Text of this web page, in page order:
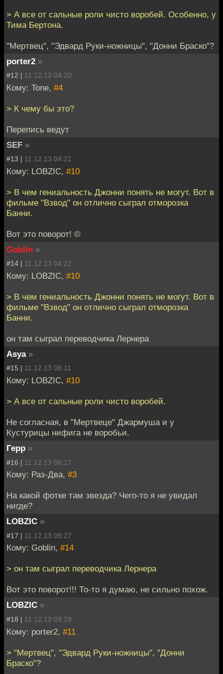
> А все от сальные роли чисто воробей. Особенно, у
Тима Бертона.
"Мертвец", "Эдвард Руки-ножницы", "Донни Браско"?
porter2 »
#12 | 11.12.13 04:20
Кому: Tone, #4
> К чему бы это?
Перепись ведут
SEF »
#13 | 11.12.13 04:21
Кому: LOBZIC, #10
> В чем гениальность Джонни понять не могут. Вот в
фильме "Взвод" он отлично сыграл отморозка
Банни.
Вот это поворот! ©
Goblin »
#14 | 11.12.13 04:22
Кому: LOBZIC, #10
> В чем гениальность Джонни понять не могут. Вот в
фильме "Взвод" он отлично сыграл отморозка
Банни.
он там сыграл переводчика Лернера
Asya »
#15 | 11.12.13 08:11
Кому: LOBZIC, #10
> А все от сальные роли чисто воробей.
Не согласная, в "Мертвеце" Джармуша и у
Кустурицы нифига не воробьи.
Герр »
#16 | 11.12.13 08:17
Кому: Раз-Два, #3
На какой фотке там звезда? Чего-то я не увидал
нигде?
LOBZIC »
#17 | 11.12.13 09:27
Кому: Goblin, #14
> он там сыграл переводчика Лернера
Вот это поворот!!! То-то я думаю, не сильно похож.
LOBZIC »
#18 | 11.12.13 09:29
Кому: porter2, #11
> "Мертвец", "Эдвард Руки-ножницы", "Донни
Браско"?